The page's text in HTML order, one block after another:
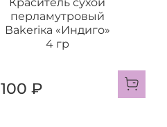
перламутровый
Ваkeriка «Индиго»
4 гр
100 ₽